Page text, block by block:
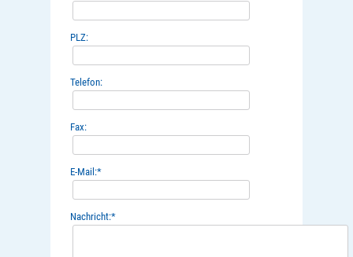
PLZ:
Telefon:
Fax:
E-Mail:*
Nachricht:*